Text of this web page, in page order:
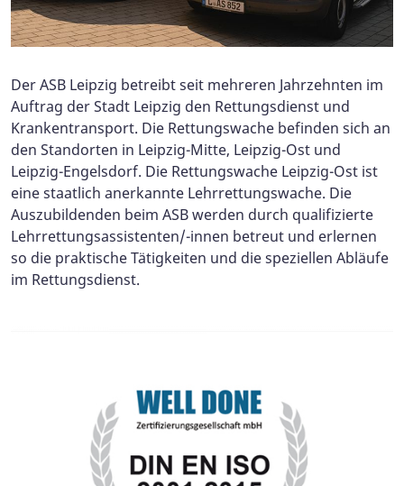
Der ASB Leipzig betreibt seit mehreren Jahrzehnten im
Auftrag der Stadt Leipzig den Rettungsdienst und
Krankentransport. Die Rettungswache befinden sich an
den Standorten in Leipzig-Mitte, Leipzig-Ost und
Leipzig-Engelsdorf. Die Rettungswache Leipzig-Ost ist
eine staatlich anerkannte Lehrrettungswache. Die
Auszubildenden beim ASB werden durch qualifizierte
Lehrrettungsassistenten/-innen betreut und erlernen
so die praktische Tätigkeiten und die speziellen Abläufe
im Rettungsdienst.